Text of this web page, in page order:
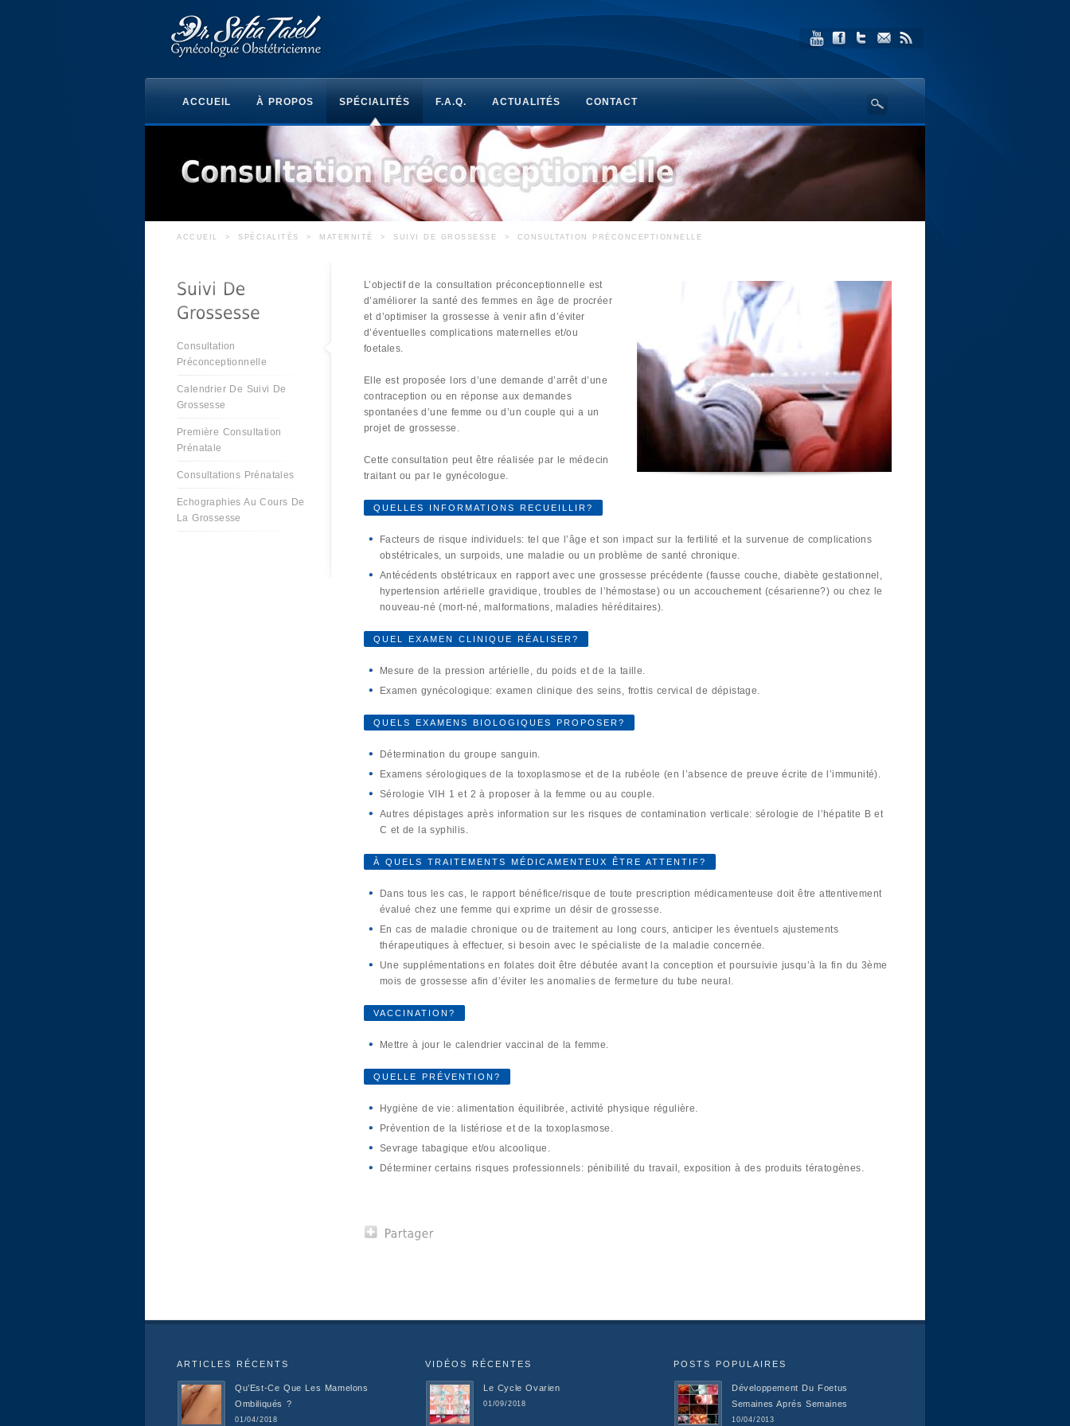
ACCUEIL À PROPOS SPÉCIALITÉS F.A.Q. ACTUALITÉS CONTACT
ACCUEIL > SPÉCIALITÉS > MATERNITÉ > SUIVI DE GROSSESSE > CONSULTATION PRÉCONCEPTIONNELLE
L’objectif de la consultation préconceptionnelle est
d’améliorer la santé des femmes en âge de procréer
et d’optimiser la grossesse à venir afin d’éviter
d’éventuelles complications maternelles et/ou
foetales.
Elle est proposée lors d’une demande d’arrêt d’une
contraception ou en réponse aux demandes
spontanées d’une femme ou d’un couple qui a un
projet de grossesse.
Cette consultation peut être réalisée par le médecin
traitant ou par le gynécologue.
QUELLES INFORMATIONS RECUEILLIR?
Facteurs de risque individuels: tel que l’âge et son impact sur la fertilité et la survenue de complications
obstétricales, un surpoids, une maladie ou un problème de santé chronique.
Antécédents obstétricaux en rapport avec une grossesse précédente (fausse couche, diabète gestationnel,
hypertension artérielle gravidique, troubles de l’hémostase) ou un accouchement (césarienne?) ou chez le
nouveau-né (mort-né, malformations, maladies héréditaires).
QUEL EXAMEN CLINIQUE RÉALISER?
Mesure de la pression artérielle, du poids et de la taille.
Examen gynécologique: examen clinique des seins, frottis cervical de dépistage.
QUELS EXAMENS BIOLOGIQUES PROPOSER?
Détermination du groupe sanguin.
Examens sérologiques de la toxoplasmose et de la rubéole (en l’absence de preuve écrite de l’immunité).
Sérologie VIH 1 et 2 à proposer à la femme ou au couple.
Autres dépistages après information sur les risques de contamination verticale: sérologie de l’hépatite B et
C et de la syphilis.
À QUELS TRAITEMENTS MÉDICAMENTEUX ÊTRE ATTENTIF?
Dans tous les cas, le rapport bénéfice/risque de toute prescription médicamenteuse doit être attentivement
évalué chez une femme qui exprime un désir de grossesse.
En cas de maladie chronique ou de traitement au long cours, anticiper les éventuels ajustements
thérapeutiques à effectuer, si besoin avec le spécialiste de la maladie concernée.
Une supplémentations en folates doit être débutée avant la conception et poursuivie jusqu’à la fin du 3ème
mois de grossesse afin d’éviter les anomalies de fermeture du tube neural.
VACCINATION?
Mettre à jour le calendrier vaccinal de la femme.
QUELLE PRÉVENTION?
Hygiène de vie: alimentation équilibrée, activité physique régulière.
Prévention de la listériose et de la toxoplasmose.
Sevrage tabagique et/ou alcoolique.
Déterminer certains risques professionnels: pénibilité du travail, exposition à des produits tératogènes.
Consultation
Préconceptionnelle
Calendrier De Suivi De
Grossesse
Première Consultation
Prénatale
Consultations Prénatales
Echographies Au Cours De
La Grossesse
ARTICLES RÉCENTS
Qu’Est-Ce Que Les Mamelons
Ombiliqués ?
01/04/2018
VIDÉOS RÉCENTES
Le Cycle Ovarien
01/09/2018
POSTS POPULAIRES
Développement Du Foetus
Semaines Aprés Semaines
10/04/2013